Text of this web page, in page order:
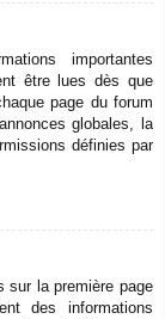
importantes
être lues dès que
page du forum
globales, la
définies par
sur la première page
des informations